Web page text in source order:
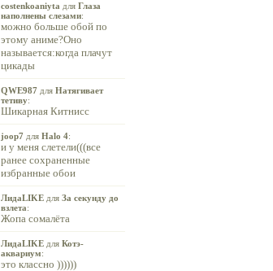
costenkoaniyta для Глаза
наполнены слезами:
можно больше обой по
этому аниме?Оно
называется:когда плачут
цикады
QWE987 для Натягивает
тетиву:
Шикарная Китнисс
joop7 для Halo 4:
и у меня слетели(((все
ранее сохраненные
избранные обои
ЛидаLIKE для За секунду до
взлета:
Жопа сомалёта
ЛидаLIKE для Котэ-
аквариум:
это классно ))))))